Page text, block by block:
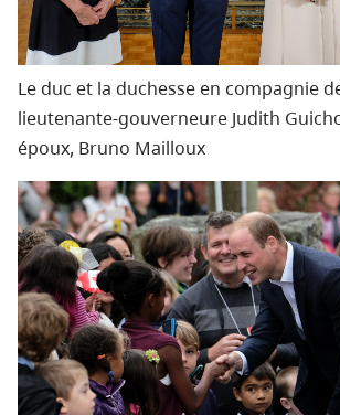
Le duc et la duchesse en compagnie
lieutenante‑gouverneure Judith
époux, Bruno Mailloux